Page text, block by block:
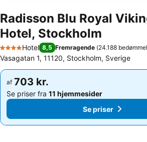
Radisson Blu Royal
Hotel, Stockholm
4 Stjerner
Hotel 8,5 Fremragende (24.188
Vasagatan 1, 11120, Stockholm, Sverige
af 703 kr.
Se priser fra 11 hjemmesider
Se priser
af 703 kr.
Se priser fra 11 hjemmesider
Se priser